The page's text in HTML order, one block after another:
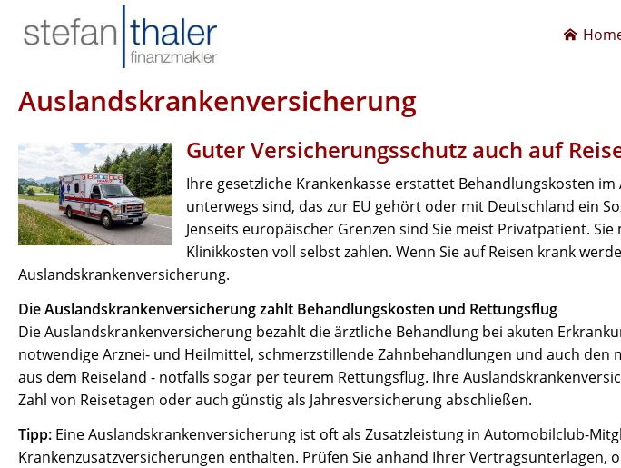
Auslandskrankenversicherung
Guter Versicherungsschutz auch auf
Ihre gesetzliche Krankenkasse erstattet Behandlungskosten
unterwegs sind, das zur EU gehört oder mit Deutschland ein
Jenseits europäischer Grenzen sind Sie meist Privatpatient.
Klinikkosten voll selbst zahlen. Wenn Sie auf Reisen krank
Auslandskrankenversicherung.
Die Auslandskrankenversicherung zahlt Behandlungskosten und Rettungsflug
Die Auslandskrankenversicherung bezahlt die ärztliche Behandlung bei akuten
notwendige Arznei- und Heilmittel, schmerzstillende Zahnbehandlungen und auch
aus dem Reiseland - notfalls sogar per teurem Rettungsflug. Ihre
Zahl von Reisetagen oder auch günstig als Jahresversicherung abschließen.
Tipp: Eine Auslandskrankenversicherung ist oft als Zusatzleistung in Automobilclub-
Krankenzusatzversicherungen enthalten. Prüfen Sie anhand Ihrer Vertragsunterlagen,